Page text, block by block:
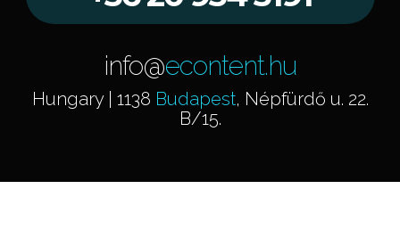
info@econtent.hu
Hungary | 1138 Budapest, Népfürdő u. 22.
B/15.